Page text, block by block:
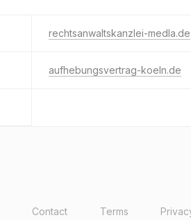
rechtsanwaltskanzlei-medla.de
aufhebungsvertrag-koeln.de
Contact Terms